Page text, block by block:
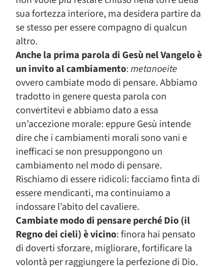
sua fortezza interiore, ma desidera partire da
se stesso per essere compagno di qualcun
altro.
Anche la prima parola di Gesù nel Vangelo è
un invito al cambiamento:metanoeite
ovvero cambiate modo di pensare. Abbiamo
tradotto in genere questa parola con
convertitevi e abbiamo dato a essa
un’accezione morale: eppure Gesù intende
dire che i cambiamenti morali sono vani e
inefficaci se non presuppongono un
cambiamento nel modo di pensare.
Rischiamo di essere ridicoli: facciamo finta di
essere mendicanti, ma continuiamo a
indossare l’abito del cavaliere.
Cambiate modo di pensare perché Dio (il
Regno dei cieli) è vicino: finora hai pensato
di doverti sforzare, migliorare, fortificare la
volontà per raggiungere la perfezione di Dio.